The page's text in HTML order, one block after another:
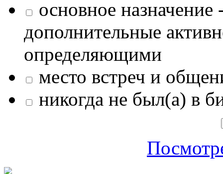
основное назначение
дополнительные
определяющими
место встреч и
никогда не был(а) в